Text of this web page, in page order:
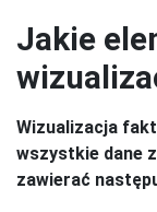
Jakie
Wizualizacja
wszystkie dane
zawierać